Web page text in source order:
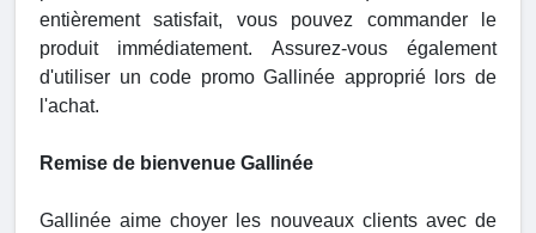
entièrement satisfait, vous pouvez commander le
produit immédiatement. Assurez-vous également
d'utiliser un code promo Gallinée approprié lors de
l'achat.
Remise de bienvenue Gallinée
Gallinée aime choyer les nouveaux clients avec de